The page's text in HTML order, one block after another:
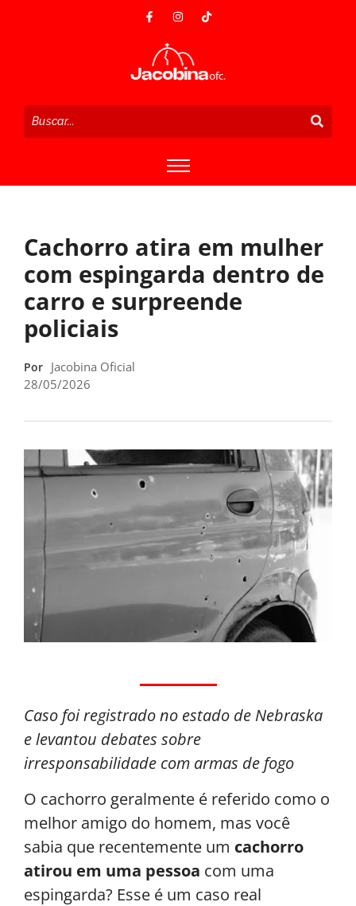
Cachorro atira em mulher
com espingarda dentro de
carro e surpreende
policiais
Por Jacobina Oficial
28/05/2026
Caso foi registrado no estado de Nebraska
e levantou debates sobre
irresponsabilidade com armas de fogo
O cachorro geralmente é referido como o
melhor amigo do homem, mas você
sabia que recentemente um cachorro
atirou em uma pessoa com uma
espingarda? Esse é um caso real